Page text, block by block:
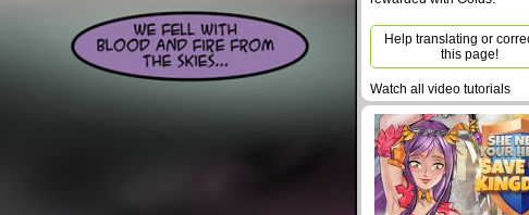
Help translating or
this page!
Watch all video tutorials